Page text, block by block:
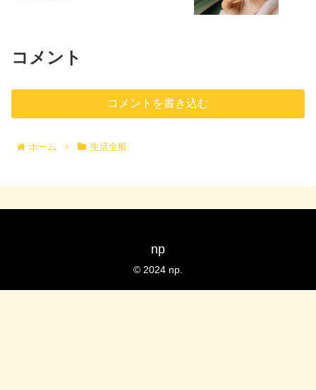
コメント
コメントを書き込む
ホーム 生活全般
np
© 2024 np.